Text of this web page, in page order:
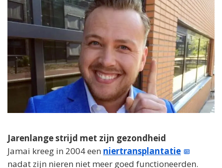
Jarenlange strijd met zijn gezondheid
Jamai kreeg in 2004 een niertransplantatie
nadat zijn nieren niet meer goed functioneerden.